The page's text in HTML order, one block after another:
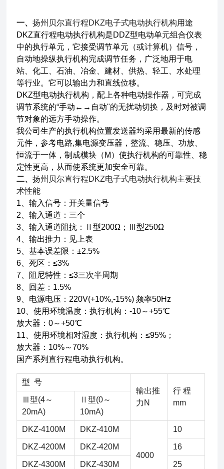
一、扬州贝尔直行程DKZ电子式电动执行机构用途
DKZ直行程电动执行机构是DDZ型电动单元组合仪表
中的执行单元，它接受调节单元（或计算机）信号，
自动地操纵执行机构完成调节任务，广泛地用于电
站、化工、石油、冶金、建材、供热、轻工、水处理
等行业。它可以输出力和直线位移。
DKZ型电动执行机构，配上各种电动操作器，可完成
调节系统的“手动←→自动"的无扰动切换，及时对被调
节对象的远方手动操作。
我公司生产的执行机构位置发送器均采用最新的传感
元件，参考电路,集电源变压器，整流、稳压、功放、
恒流于一体，制成模块（M）使执行机构的可靠性、稳
定性更高，从而使系统更加安全可靠。
二、扬州贝尔直行程DKZ电子式电动执行机构主要技
术性能
1、输入信号：开关量信号
2、输入通道：三个
3、输入通道阻抗：Ⅱ型200Ω；Ⅲ型250Ω
4、输出推力：见上表
5、基本误差限：±2.5%
6、死区：≤3%
7、阻尼特性：≤3三次半周期
8、回差：1.5%
9、电源电压：220V(+10%,-15%) 频率50Hz
10、使用环境温度：执行机构：-10～+55℃
放大器：0～+50℃
11、使用环境相对湿度：执行机构：≤95%；
放大器：10%～70%
国产系列直行程电动执行机构。
型 号
输出推
力N
行 程
mm
Ⅲ型(4～
20mA)
Ⅱ型(0～
10mA)
DKZ-4100M DKZ-410M
4000
10
DKZ-4200M DKZ-420M 16
DKZ-4300M DKZ-430M 25